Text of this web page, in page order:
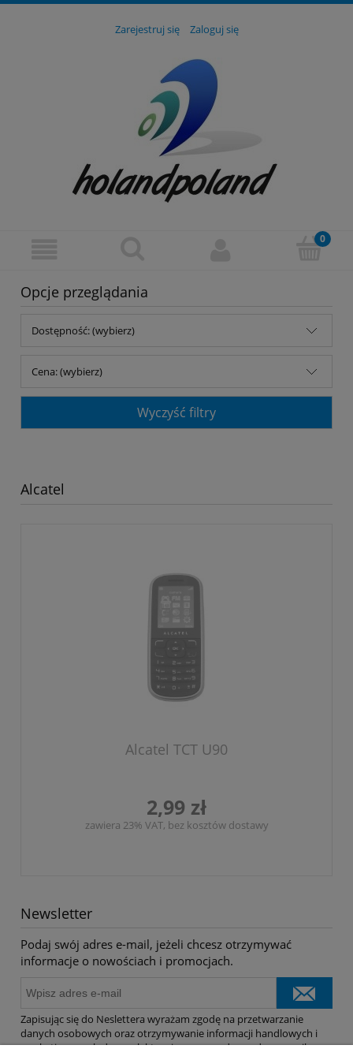
Zarejestruj się Zaloguj się
Opcje przeglądania
Dostępność: (wybierz)
Cena: (wybierz)
Wyczyść filtry
Alcatel
Alcatel TCT U90
2,99 zł
zawiera 23% VAT, bez kosztów dostawy
Newsletter
Podaj swój adres e-mail, jeżeli chcesz otrzymywać
informacje o nowościach i promocjach.
Zapisując się do Neslettera wyrażam zgodę na przetwarzanie
danych osobowych oraz otrzymywanie informacji handlowych i
marketingowych drogą elektroniczną na podany adres e-mail.